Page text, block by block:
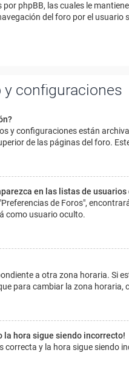
phpBB, las cuales le
del foro por el
y configuraciones
y configuraciones están
de las páginas del foro.
en las listas de
de Foros",
como usuario oculto.
a otra zona horaria. Si
para cambiar la zona
la hora sigue siendo incorrecto!
correcta y la hora sigue